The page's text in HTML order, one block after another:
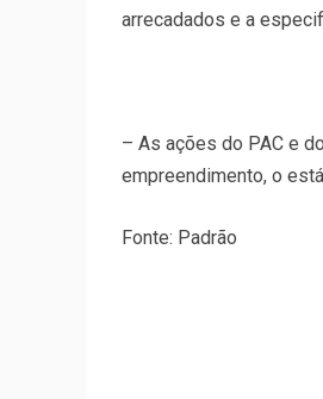
arrecadados e a
– As ações do PAC e
empreendimento, o
Fonte: Padrão